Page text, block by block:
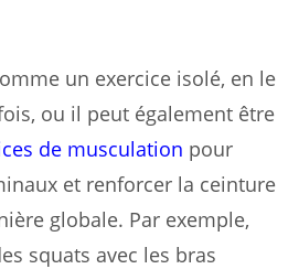
un exercice isolé, en le
ou il peut également être
de musculation pour
et renforcer la ceinture
globale. Par exemple,
squats avec les bras